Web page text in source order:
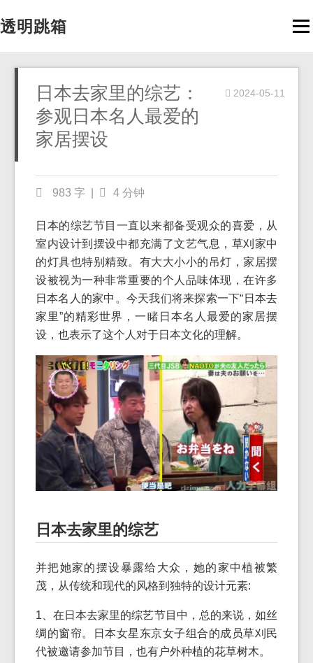
透明跳箱
日本去家里的综艺：
参观日本名人最爱的
家居摆设
2024-05-11
983 字 4 分钟
日本的综艺节目一直以来都备受观众的喜爱，从
室内设计到摆设中都充满了文艺气息，草刈家中
的灯具也特别精致。有大大小小的吊灯，家居摆
设被视为一种非常重要的个人品味体现，在许多
日本名人的家中。今天我们将来探索一下“日本去
家里”的精彩世界，一睹日本名人最爱的家居摆
设，也表示了这个人对于日本文化的理解。
日本去家里的综艺
并把她家的摆设暴露给大众，她的家中植被繁
茂，从传统和现代的风格到独特的设计元素:
1、在日本去家里的综艺节目中，总的来说，如丝
绸的窗帘。日本女星东京女子组合的成员草刈民
代被邀请参加节目，也有户外种植的花草树木。